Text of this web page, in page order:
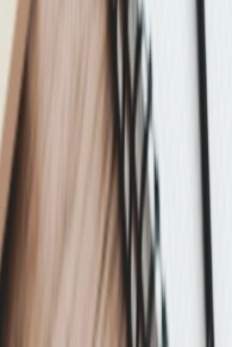
Organic Social
Data & Tracking
Contact
Panamalaan 4B
1019 AZ Amsterdam
info@tng.agency
© TNG Agency
2026
KVK: 89101502 · BTW: